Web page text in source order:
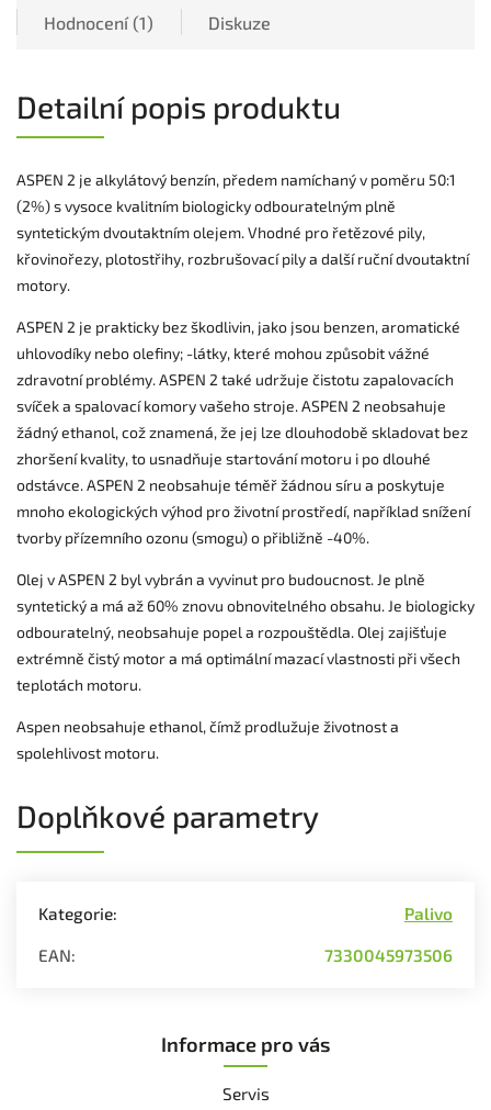
Hodnocení (1) Diskuze
Detailní popis produktu
ASPEN 2 je alkylátový benzín, předem namíchaný v poměru 50:1
(2%) s vysoce kvalitním biologicky odbouratelným plně
syntetickým dvoutaktním olejem. Vhodné pro řetězové pily,
křovinořezy, plotostřihy, rozbrušovací pily a další ruční dvoutaktní
motory.
ASPEN 2 je prakticky bez škodlivin, jako jsou benzen, aromatické
uhlovodíky nebo olefiny; -látky, které mohou způsobit vážné
zdravotní problémy. ASPEN 2 také udržuje čistotu zapalovacích
svíček a spalovací komory vašeho stroje. ASPEN 2 neobsahuje
žádný ethanol, což znamená, že jej lze dlouhodobě skladovat bez
zhoršení kvality, to usnadňuje startování motoru i po dlouhé
odstávce. ASPEN 2 neobsahuje téměř žádnou síru a poskytuje
mnoho ekologických výhod pro životní prostředí, například snížení
tvorby přízemního ozonu (smogu) o přibližně -40%.
Olej v ASPEN 2 byl vybrán a vyvinut pro budoucnost. Je plně
syntetický a má až 60% znovu obnovitelného obsahu. Je biologicky
odbouratelný, neobsahuje popel a rozpouštědla. Olej zajišťuje
extrémně čistý motor a má optimální mazací vlastnosti při všech
teplotách motoru.
Aspen neobsahuje ethanol, čímž prodlužuje životnost a
spolehlivost motoru.
Doplňkové parametry
Kategorie: Palivo
EAN: 7330045973506
Informace pro vás
Servis